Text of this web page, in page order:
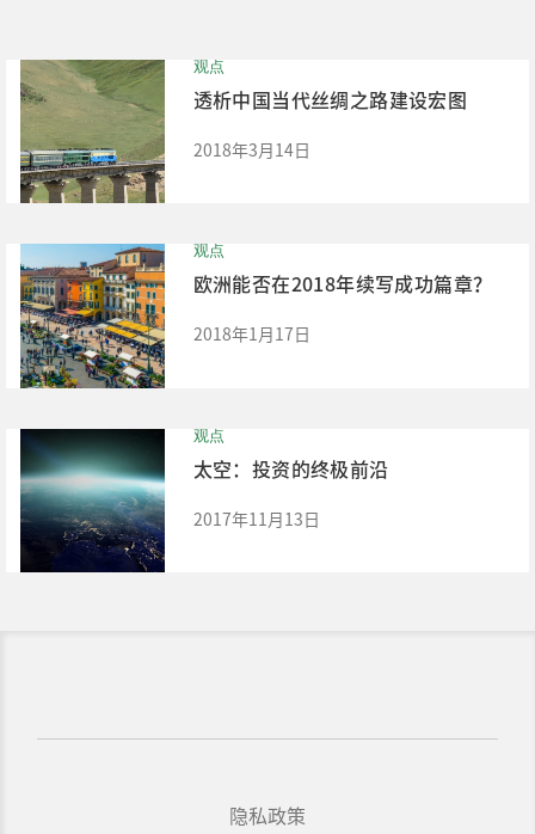
观点
透析中国当代丝绸之路建设宏图
2018年3月14日
观点
欧洲能否在2018年续写成功篇章？
2018年1月17日
观点
太空：投资的终极前沿
2017年11月13日
隐私政策